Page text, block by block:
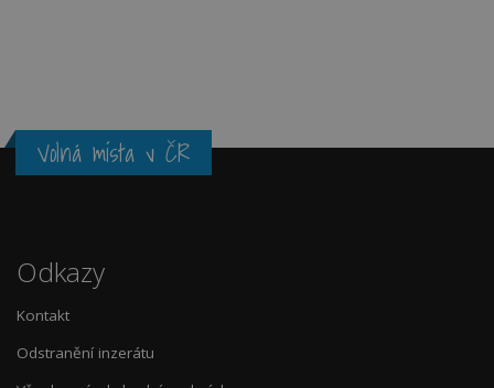
Volná místa v ČR
Odkazy
Kontakt
Odstranění inzerátu